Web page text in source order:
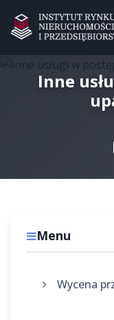
Inne
Menu
Wycena